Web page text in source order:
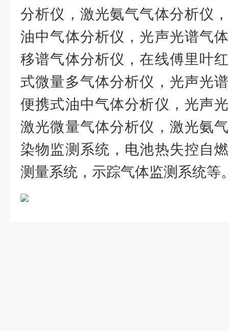
分析仪，激光氨气气体分析仪
油中气体分析仪，光声光谱气
移谱气体分析仪，在线傅里叶
式微量多气体分析仪，光声光
便携式油中气体分析仪，光声
激光微量气体分析仪，激光氨
染物监测系统，电池热失控自
测量系统，示踪气体监测系统等